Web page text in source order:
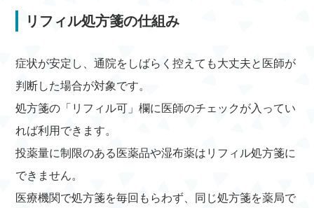
リフィル処方箋の仕組み
症状が安定し、通院をしばらく控えても大丈夫と医師が
判断した場合が対象です。
処方箋の「リフィル可」欄に医師のチェックが入ってい
れば利用できます。
投薬量に制限のある医薬品や湿布薬はリフィル処方箋に
できません。
医療機関で処方箋を毎回もらわず、同じ処方箋を薬局で